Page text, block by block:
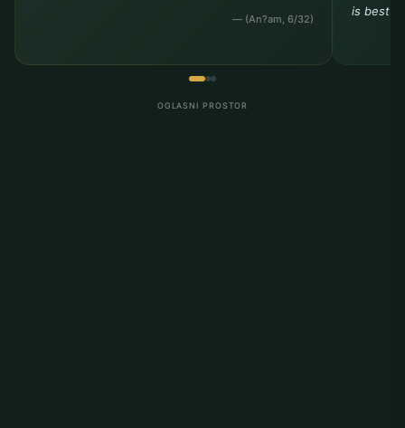
— (An?am, 6/32)
is best
OGLASNI PROSTOR